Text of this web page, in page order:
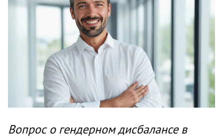
Вопрос о гендерном дисбалансе в